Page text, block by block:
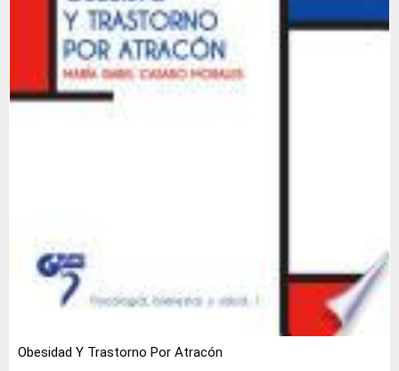
Obesidad Y Trastorno Por Atracón